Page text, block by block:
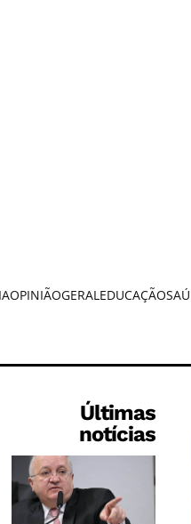
OPINIÃOGERALEDUCAÇÃO
Últimas
notícias